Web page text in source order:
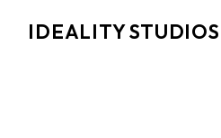
IDEALITY STUDIOS